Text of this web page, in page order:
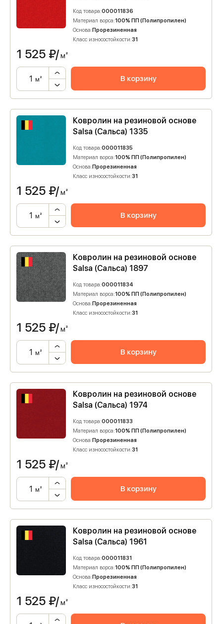
Код товара:000011836
Материал ворса:100% ПП (Полипропилен)
Основа:Прорезиненная
Класс износостойкости:31
1 525 ₽/м²
м² В корзину
Ковролин на резиновой основе
Salsa (Сальса) 1335
Код товара:000011835
Материал ворса:100% ПП (Полипропилен)
Основа:Прорезиненная
Класс износостойкости:31
1 525 ₽/м²
м² В корзину
Ковролин на резиновой основе
Salsa (Сальса) 1897
Код товара:000011834
Материал ворса:100% ПП (Полипропилен)
Основа:Прорезиненная
Класс износостойкости:31
1 525 ₽/м²
м² В корзину
Ковролин на резиновой основе
Salsa (Сальса) 1974
Код товара:000011833
Материал ворса:100% ПП (Полипропилен)
Основа:Прорезиненная
Класс износостойкости:31
1 525 ₽/м²
м² В корзину
Ковролин на резиновой основе
Salsa (Сальса) 1961
Код товара:000011831
Материал ворса:100% ПП (Полипропилен)
Основа:Прорезиненная
Класс износостойкости:31
1 525 ₽/м²